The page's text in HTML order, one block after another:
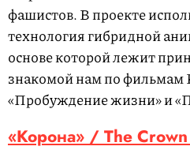
фашистов. В проекте
технология гибридной
основе которой лежит
знакомой нам по фильмам
«Пробуждение жизни» и
«Корона» / The Crown